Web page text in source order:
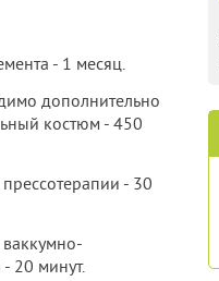
- 1 месяц.
дополнительно
костюм - 450
- 30
ваккумно-
20 минут.